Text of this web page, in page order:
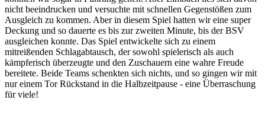
nicht beeindrucken und versuchte mit schnellen Gegenstößen zum
Ausgleich zu kommen. Aber in diesem Spiel hatten wir eine super
Deckung und so dauerte es bis zur zweiten Minute, bis der BSV
ausgleichen konnte. Das Spiel entwickelte sich zu einem
mitreißenden Schlagabtausch, der sowohl spielerisch als auch
kämpferisch überzeugte und den Zuschauern eine wahre Freude
bereitete. Beide Teams schenkten sich nichts, und so gingen wir mit
nur einem Tor Rückstand in die Halbzeitpause - eine Überraschung
für viele!